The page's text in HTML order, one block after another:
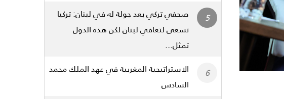
صحفي تركي بعد جولة له في لبنان: تركيا
تسعى لتعافي لبنان لكن هذه الدول
تمثل...
الاستراتيجية المغربية في عهد الملك محمد
السادس